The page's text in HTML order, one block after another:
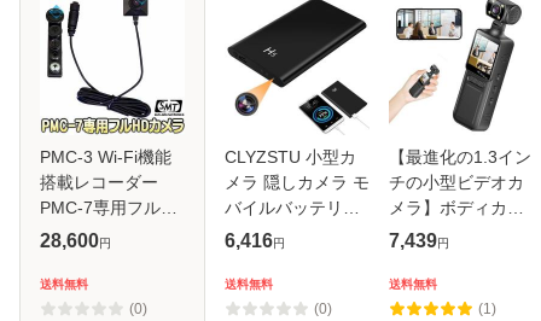
PMC-3 Wi-Fi機能
搭載レコーダー
PMC-7専用フルハ
イビジョンカメラ
ビデオカメラ】
【サンメカトロニ
28,600円
送料無料
(0)
CLYZSTU 小型カ
メラ 隠しカメラ モ
バイルバッテリー
カメラ 1080P画質
間録画 自動暗視 重
力センサー 動体検
6,416円
送料無料
(0)
【最進化の1.3イン
チの小型ビデオカ
メラ】ボディカメ
ラ ハンディ ウェア
動画撮影用 180度
回転レンズ ホット
7,439円
送料無料
(1)